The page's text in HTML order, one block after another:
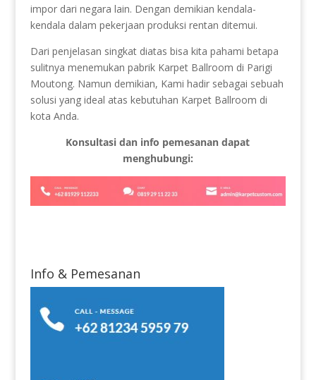
impor dari negara lain. Dengan demikian kendala-
kendala dalam pekerjaan produksi rentan ditemui.
Dari penjelasan singkat diatas bisa kita pahami betapa
sulitnya menemukan pabrik Karpet Ballroom di Parigi
Moutong. Namun demikian, Kami hadir sebagai sebuah
solusi yang ideal atas kebutuhan Karpet Ballroom di
kota Anda.
Konsultasi dan info pemesanan dapat
menghubungi:
Info & Pemesanan